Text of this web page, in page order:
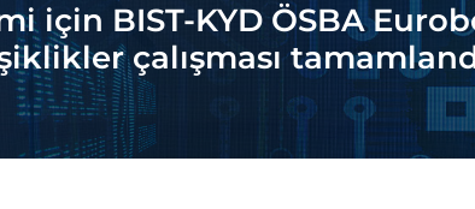
için BIST-KYD ÖSBA
çalışması